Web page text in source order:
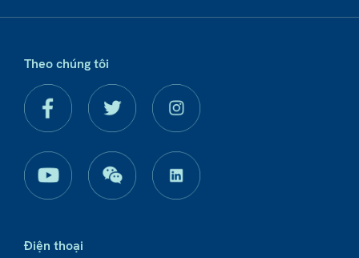
Theo chúng tôi
Điện thoại